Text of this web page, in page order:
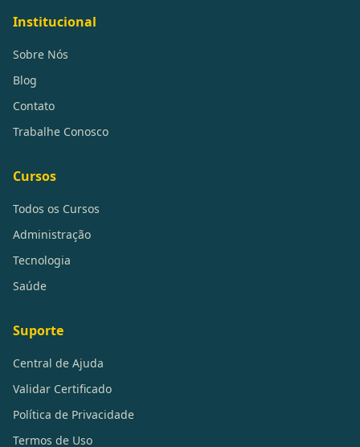
Institucional
Sobre Nós
Blog
Contato
Trabalhe Conosco
Cursos
Todos os Cursos
Administração
Tecnologia
Saúde
Suporte
Central de Ajuda
Validar Certificado
Política de Privacidade
Termos de Uso